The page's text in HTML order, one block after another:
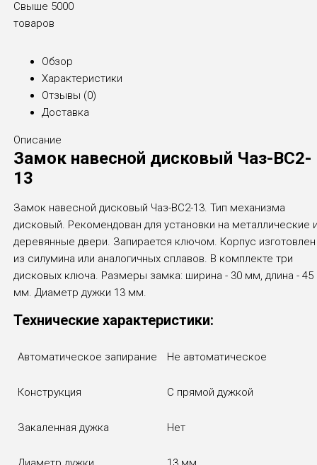
Свыше 5000
товаров
Обзор
Характеристики
Отзывы (0)
Доставка
Описание
Замок навесной дисковый Чаз-ВС2-
13
Замок навесной дисковый Чаз-ВС2-13. Тип механизма
дисковый. Рекомендован для установки на металлические
деревянные двери. Запирается ключом. Корпус изготовлен
из силумина или аналогичных сплавов. В комплекте три
дисковых ключа. Размеры замка: ширина - 30 мм, длина - 45
мм. Диаметр дужки 13 мм.
Технические характеристики:
Автоматическое запирание Не автоматическое
Конструкция С прямой дужкой
Закаленная дужка Нет